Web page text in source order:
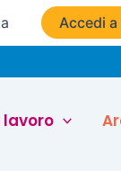
Accedi
lavoro